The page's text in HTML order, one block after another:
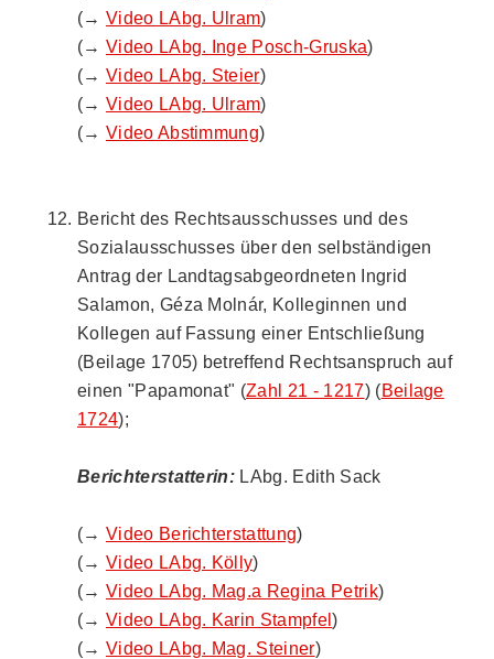
(→ Video LAbg. Ulram)
(→ Video LAbg. Inge Posch-Gruska)
(→ Video LAbg. Steier)
(→ Video LAbg. Ulram)
(→ Video Abstimmung)
Bericht des Rechtsausschusses und des
Sozialausschusses über den selbständigen
Antrag der Landtagsabgeordneten Ingrid
Salamon, Géza Molnár, Kolleginnen und
Kollegen auf Fassung einer Entschließung
(Beilage 1705) betreffend Rechtsanspruch auf
einen "Papamonat" (Zahl 21 - 1217) (Beilage
1724);
Berichterstatterin: LAbg. Edith Sack
(→ Video Berichterstattung)
(→ Video LAbg. Kölly)
(→ Video LAbg. Mag.a Regina Petrik)
(→ Video LAbg. Karin Stampfel)
(→ Video LAbg. Mag. Steiner)